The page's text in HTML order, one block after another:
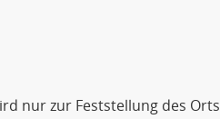
nur zur Feststellung des